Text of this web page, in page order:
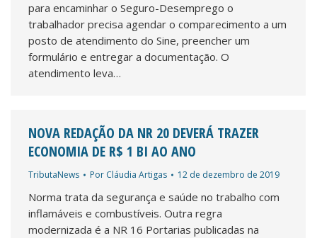
para encaminhar o Seguro-Desemprego o
trabalhador precisa agendar o comparecimento a um
posto de atendimento do Sine, preencher um
formulário e entregar a documentação. O
atendimento leva…
NOVA REDAÇÃO DA NR 20 DEVERÁ TRAZER
ECONOMIA DE R$ 1 BI AO ANO
TributaNews Por Cláudia Artigas 12 de dezembro de 2019
Norma trata da segurança e saúde no trabalho com
inflamáveis e combustíveis. Outra regra
modernizada é a NR 16 Portarias publicadas na